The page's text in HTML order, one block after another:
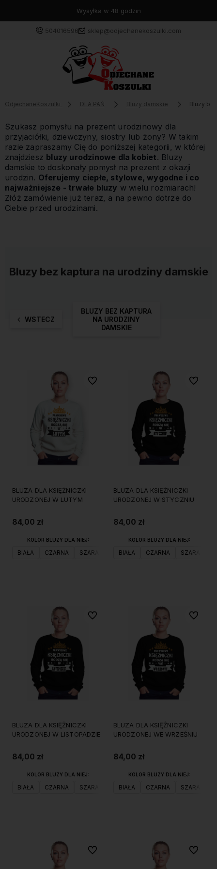
Wysyłka w 48 godzin
504016596 sklep@odjechanekoszulki.com
OdjechaneKoszulki DLA PAŃ Bluzy damskie Bluzy
Szukasz pomysłu na prezent urodzinowy dla
przyjaciółki, dziewczyny, siostry lub żony? W takim
razie zapraszamy Cię do poniższej kategorii, w której
znajdziesz bluzy urodzinowe dla kobiet. Bluzy
damskie to doskonały pomysł na prezent z okazji
urodzin. Oferujemy ciepłe, stylowe, wygodne i co
najważniejsze - trwałe bluzy w wielu rozmiarach!
Złóż zamówienie już teraz, a na pewno dotrze do
Ciebie przed urodzinami.
Bluzy bez kaptura na urodziny damskie
WSTECZ
BLUZY BEZ KAPTURA
NA URODZINY
DAMSKIE
BLUZA DLA KSIĘŻNICZKI
URODZONEJ W LUTYM
84,00 zł
KOLOR BLUZY DLA NIEJ:
BIAŁA CZARNA SZARA
Do ulubionych
BLUZA DLA KSIĘŻNICZKI
URODZONEJ W STYCZNIU
84,00 zł
KOLOR BLUZY DLA NIEJ:
BIAŁA CZARNA SZARA
Do
BLUZA DLA KSIĘŻNICZKI
URODZONEJ W LISTOPADZIE
84,00 zł
KOLOR BLUZY DLA NIEJ:
BIAŁA CZARNA SZARA
Do ulubionych
BLUZA DLA KSIĘŻNICZKI
URODZONEJ WE WRZEŚNIU
84,00 zł
KOLOR BLUZY DLA NIEJ:
BIAŁA CZARNA SZARA
Do
Do ulubionych Do